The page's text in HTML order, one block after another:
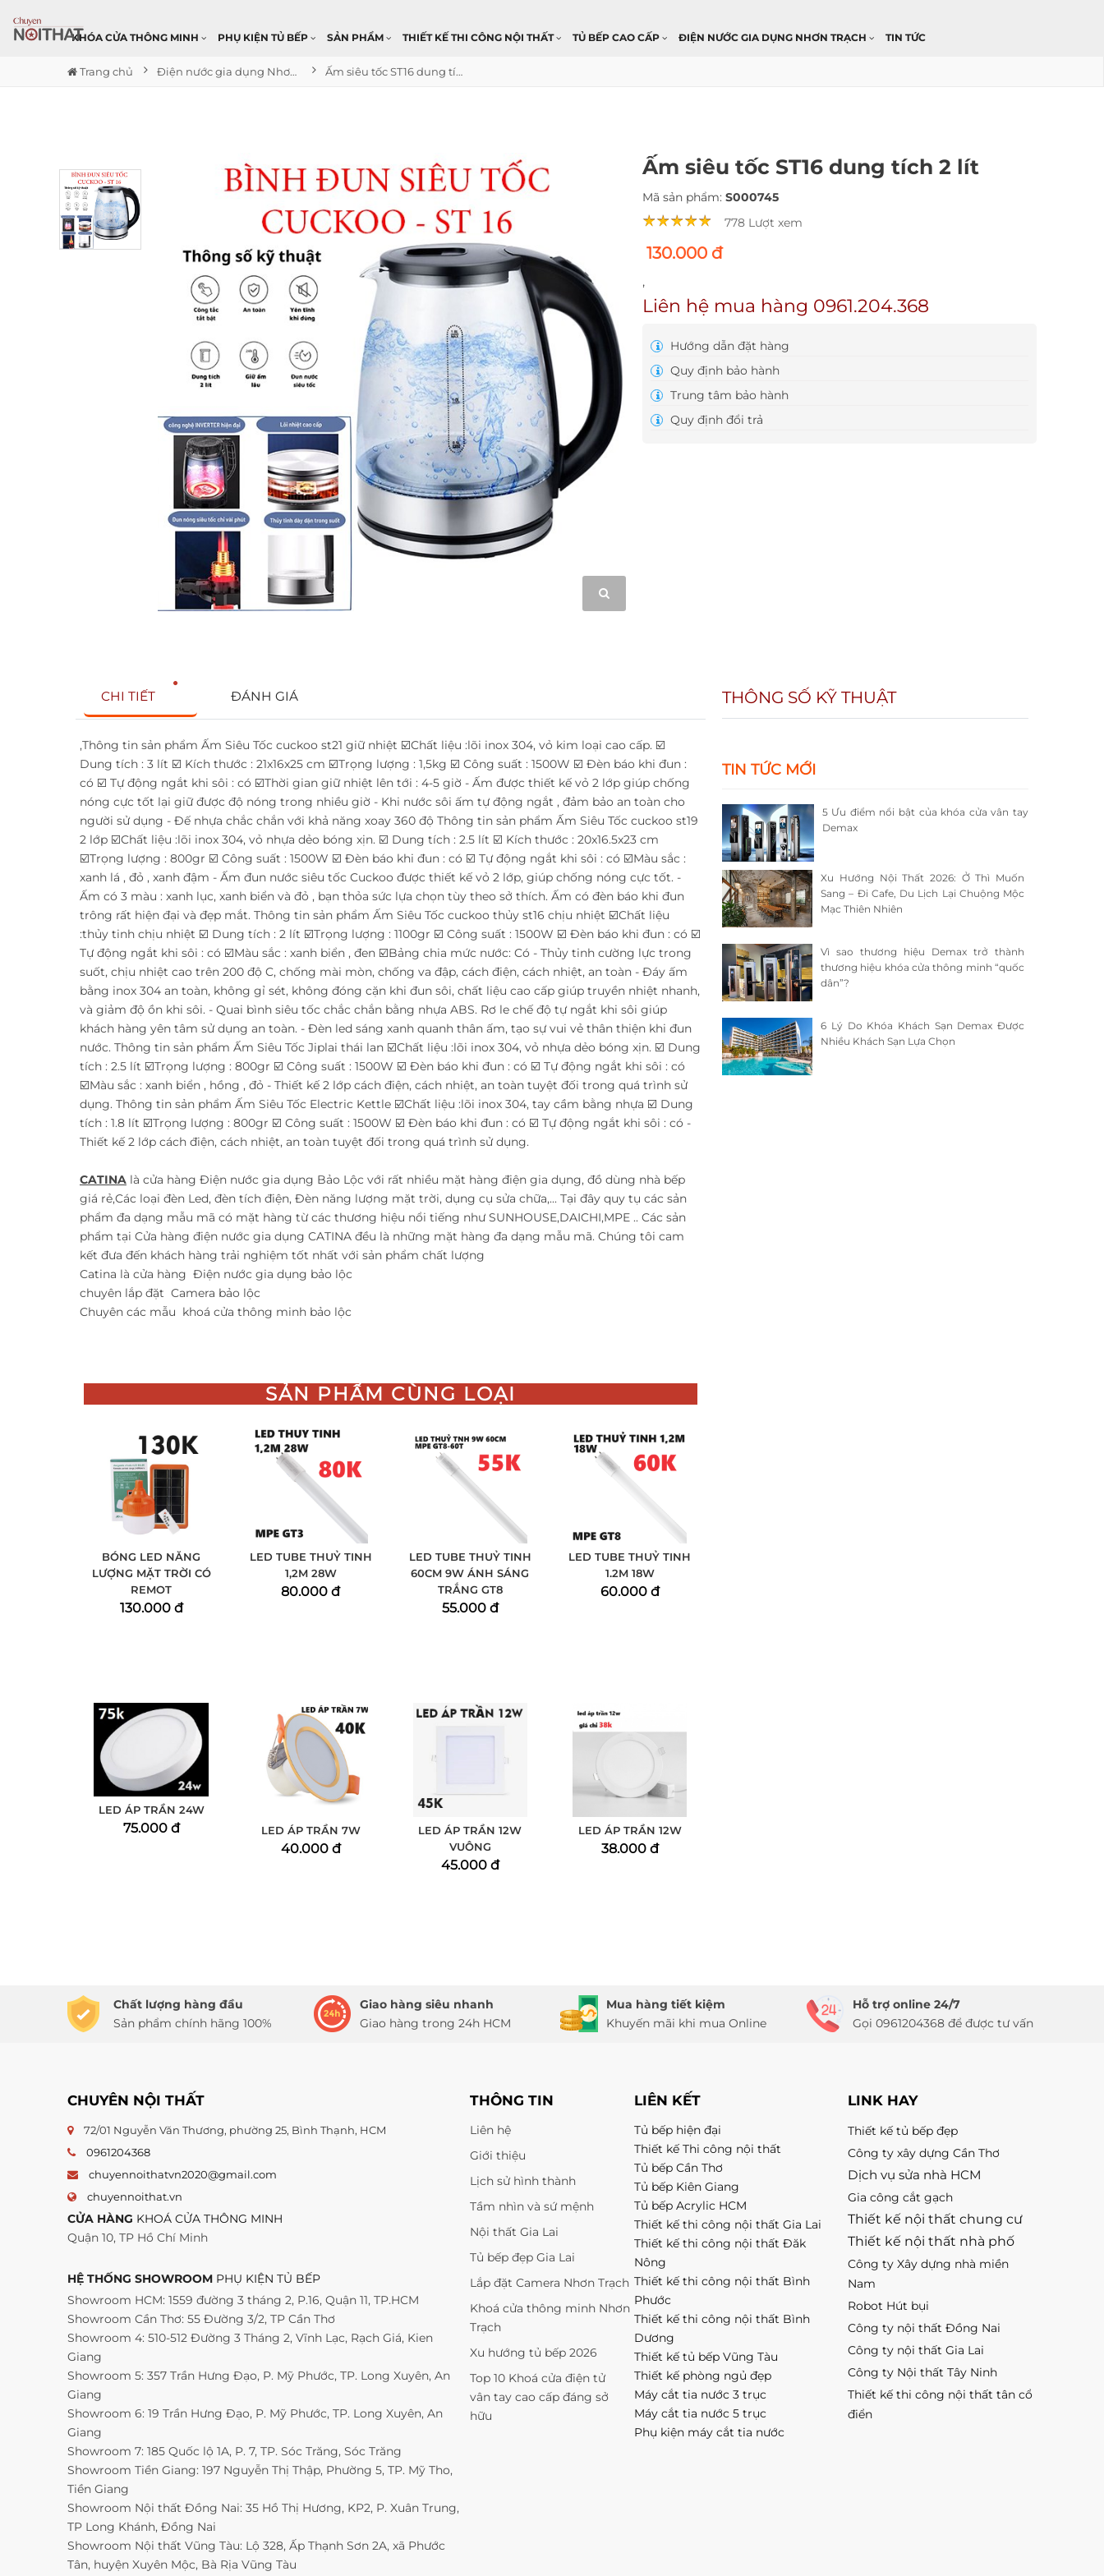
KHÓA CỬA THÔNG MINH PHỤ KIỆN TỦ BẾP SẢN PHẨM THIẾT KẾ THI CÔNG NỘI THẤT TỦ BẾP CAO CẤP ĐIỆN NƯỚC GIA DỤNG NHƠN TRẠCH TIN TỨC
Trang chủ Điện nước gia dụng Nhơn Trạch Ấm siêu tốc ST16 dung tích 2 lít
Ấm siêu tốc ST16 dung tích 2 lít
Mã sản phẩm: S000745
778 Lượt xem
130.000 đ
,
Liên hệ mua hàng 0961.204.368
Hướng dẫn đặt hàng
Quy định bảo hành
Trung tâm bảo hành
Quy định đổi trả
CHI TIẾT ĐÁNH GIÁ
,Thông tin sản phẩm Ấm Siêu Tốc cuckoo st21 giữ nhiệt ☑️Chất liệu :lõi inox 304, vỏ kim loại cao cấp. ☑️
Dung tích : 3 lít ☑️ Kích thước : 21x16x25 cm ☑️Trọng lượng : 1,5kg ☑️ Công suất : 1500W ☑️ Đèn báo khi đun :
có ☑️ Tự động ngắt khi sôi : có ☑️Thời gian giữ nhiệt lên tới : 4-5 giờ - Ấm được thiết kế vỏ 2 lớp giúp chống
nóng cực tốt lại giữ được độ nóng trong nhiều giờ - Khi nước sôi ấm tự động ngắt , đảm bảo an toàn cho
người sử dụng - Đế nhựa chắc chắn với khả năng xoay 360 độ Thông tin sản phẩm Ấm Siêu Tốc cuckoo st19
2 lớp ☑️Chất liệu :lõi inox 304, vỏ nhựa dẻo bóng xịn. ☑️ Dung tích : 2.5 lít ☑️ Kích thước : 20x16.5x23 cm
☑️Trọng lượng : 800gr ☑️ Công suất : 1500W ☑️ Đèn báo khi đun : có ☑️ Tự động ngắt khi sôi : có ☑️Màu sắc :
xanh lá , đỏ , xanh đậm - Ấm đun nước siêu tốc Cuckoo được thiết kế vỏ 2 lớp, giúp chống nóng cực tốt. -
Ấm có 3 màu : xanh lục, xanh biển và đỏ , bạn thỏa sức lựa chọn tùy theo sở thích. Ấm có đèn báo khi đun
trông rất hiện đại và đẹp mắt. Thông tin sản phẩm Ấm Siêu Tốc cuckoo thủy st16 chịu nhiệt ☑️Chất liệu
:thủy tinh chịu nhiệt ☑️ Dung tích : 2 lít ☑️Trọng lượng : 1100gr ☑️ Công suất : 1500W ☑️ Đèn báo khi đun : có ☑️
Tự động ngắt khi sôi : có ☑️Màu sắc : xanh biển , đen ☑️Bảng chia mức nước: Có - Thủy tinh cường lực trong
suốt, chịu nhiệt cao trên 200 độ C, chống mài mòn, chống va đập, cách điện, cách nhiệt, an toàn - Đáy ấm
bằng inox 304 an toàn, không gỉ sét, không đóng cặn khi đun sôi, chất liệu cao cấp giúp truyền nhiệt nhanh,
và giảm độ ồn khi sôi. - Quai bình siêu tốc chắc chắn bằng nhựa ABS. Rơ le chế độ tự ngắt khi sôi giúp
khách hàng yên tâm sử dụng an toàn. - Đèn led sáng xanh quanh thân ấm, tạo sự vui vẻ thân thiện khi đun
nước. Thông tin sản phẩm Ấm Siêu Tốc Jiplai thái lan ☑️Chất liệu :lõi inox 304, vỏ nhựa dẻo bóng xịn. ☑️ Dung
tích : 2.5 lít ☑️Trọng lượng : 800gr ☑️ Công suất : 1500W ☑️ Đèn báo khi đun : có ☑️ Tự động ngắt khi sôi : có
☑️Màu sắc : xanh biển , hồng , đỏ - Thiết kế 2 lớp cách điện, cách nhiệt, an toàn tuyệt đối trong quá trình sử
dụng. Thông tin sản phẩm Ấm Siêu Tốc Electric Kettle ☑️Chất liệu :lõi inox 304, tay cầm bằng nhựa ☑️ Dung
tích : 1.8 lít ☑️Trọng lượng : 800gr ☑️ Công suất : 1500W ☑️ Đèn báo khi đun : có ☑️ Tự động ngắt khi sôi : có -
Thiết kế 2 lớp cách điện, cách nhiệt, an toàn tuyệt đối trong quá trình sử dụng.
CATINA là cửa hàng Điện nước gia dụng Bảo Lộc với rất nhiều mặt hàng điện gia dụng, đồ dùng nhà bếp
giá rẻ,Các loại đèn Led, đèn tích điện, Đèn năng lượng mặt trời, dụng cụ sửa chữa,... Tại đây quy tụ các sản
phẩm đa dạng mẫu mã có mặt hàng từ các thương hiệu nổi tiếng như SUNHOUSE,DAICHI,MPE .. Các sản
phẩm tại Cửa hàng điện nước gia dụng CATINA đều là những mặt hàng đa dạng mẫu mã. Chúng tôi cam
kết đưa đến khách hàng trải nghiệm tốt nhất với sản phẩm chất lượng
Catina là cửa hàng Điện nước gia dụng bảo lộc
chuyên lắp đặt Camera bảo lộc
Chuyên các mẫu khoá cửa thông minh bảo lộc
SẢN PHẨM CÙNG LOẠI
BÓNG LED NĂNG
LƯỢNG MẶT TRỜI CÓ
REMOT
130.000 đ
LED TUBE THUỶ TINH
1,2M 28W
80.000 đ
LED TUBE THUỶ TINH
60CM 9W ÁNH SÁNG
TRẮNG GT8
55.000 đ
LED TUBE THUỶ TINH
1.2M 18W
60.000 đ
LED ÁP TRẦN 24W
75.000 đ LED ÁP TRẦN 7W
40.000 đ
LED ÁP TRẦN 12W
VUÔNG
45.000 đ
LED ÁP TRẦN 12W
38.000 đ
THÔNG SỐ KỸ THUẬT
TIN TỨC MỚI
5 Ưu điểm nổi bật của khóa cửa vân tay
Demax
Xu Hướng Nội Thất 2026: Ở Thì Muốn
Sang – Đi Cafe, Du Lịch Lại Chuộng Mộc
Mạc Thiên Nhiên
Vì sao thương hiệu Demax trở thành
thương hiệu khóa cửa thông minh “quốc
dân”?
6 Lý Do Khóa Khách Sạn Demax Được
Nhiều Khách Sạn Lựa Chọn
Chất lượng hàng đầu
Sản phẩm chính hãng 100%
Giao hàng siêu nhanh
Giao hàng trong 24h HCM
Mua hàng tiết kiệm
Khuyến mãi khi mua Online
Hỗ trợ online 24/7
Gọi 0961204368 để được tư vấn
CHUYÊN NỘI THẤT
72/01 Nguyễn Văn Thương, phường 25, Bình Thạnh, HCM
0961204368
chuyennoithatvn2020@gmail.com
chuyennoithat.vn
CỬA HÀNG KHOÁ CỬA THÔNG MINH
Quận 10, TP Hồ Chí Minh
HỆ THỐNG SHOWROOM PHỤ KIỆN TỦ BẾP
Showroom HCM: 1559 đường 3 tháng 2, P.16, Quận 11, TP.HCM
Showroom Cần Thơ: 55 Đường 3/2, TP Cần Thơ
Showroom 4: 510-512 Đường 3 Tháng 2, Vĩnh Lạc, Rạch Giá, Kien
Giang
Showroom 5: 357 Trần Hưng Đạo, P. Mỹ Phước, TP. Long Xuyên, An
Giang
Showroom 6: 19 Trần Hưng Đạo, P. Mỹ Phước, TP. Long Xuyên, An
Giang
Showroom 7: 185 Quốc lộ 1A, P. 7, TP. Sóc Trăng, Sóc Trăng
Showroom Tiền Giang: 197 Nguyễn Thị Thập, Phường 5, TP. Mỹ Tho,
Tiền Giang
Showroom Nội thất Đồng Nai: 35 Hồ Thị Hương, KP2, P. Xuân Trung,
TP Long Khánh, Đồng Nai
Showroom Nội thất Vũng Tàu: Lộ 328, Ấp Thạnh Sơn 2A, xã Phước
Tân, huyện Xuyên Mộc, Bà Rịa Vũng Tàu
THÔNG TIN
Liên hệ
Giới thiệu
Lịch sử hình thành
Tầm nhìn và sứ mệnh
Nội thất Gia Lai
Tủ bếp đẹp Gia Lai
Lắp đặt Camera Nhơn Trạch
Khoá cửa thông minh Nhơn
Trạch
Xu hướng tủ bếp 2026
Top 10 Khoá cửa điện tử
vân tay cao cấp đáng sở
hữu
LIÊN KẾT
Tủ bếp hiện đại
Thiết kế Thi công nội thất
Tủ bếp Cần Thơ
Tủ bếp Kiên Giang
Tủ bếp Acrylic HCM
Thiết kế thi công nội thất Gia Lai
Thiết kế thi công nội thất Đăk
Nông
Thiết kế thi công nội thất Bình
Phước
Thiết kế thi công nội thất Bình
Dương
Thiết kế tủ bếp Vũng Tàu
Thiết kế phòng ngủ đẹp
Máy cắt tia nước 3 trục
Máy cắt tia nước 5 trục
Phụ kiện máy cắt tia nước
LINK HAY
Thiết kế tủ bếp đẹp
Công ty xây dựng Cần Thơ
Dịch vụ sửa nhà HCM
Gia công cắt gạch
Thiết kế nội thất chung cư
Thiết kế nội thất nhà phố
Công ty Xây dựng nhà miền
Nam
Robot Hút bụi
Công ty nội thất Đồng Nai
Công ty nội thất Gia Lai
Công ty Nội thất Tây Ninh
Thiết kế thi công nội thất tân cổ
điển